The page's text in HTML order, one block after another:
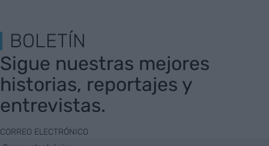
BOLETÍN
Sigue nuestras mejores
historias, reportajes y
entrevistas.
CORREO ELECTRÓNICO